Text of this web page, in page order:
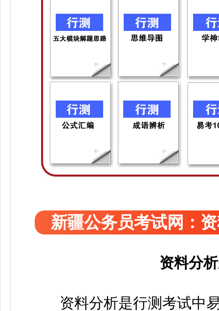
新疆公务员考试网：
资料分
资料分析是行测考试中易